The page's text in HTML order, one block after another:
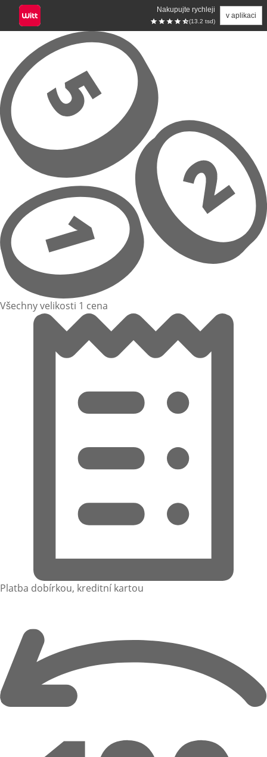
Nakupujte rychleji
(13.2 tsd)
v aplikaci
Přeskočit na hlavní obsah
Všechny velikosti 1 cena
Platba dobírkou, kreditní kartou